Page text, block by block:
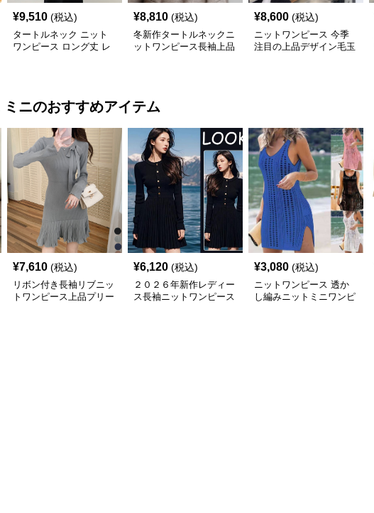
¥9,510 (税込)
タートルネック ニット
ワンピース ロング丈 レ
¥8,810 (税込)
冬新作タートルネックニ
ットワンピース長袖上品
¥8,600 (税込)
ニットワンピース 今季
注目の上品デザイン毛玉
ミニのおすすめアイテム
¥7,610 (税込)
リボン付き長袖リブニッ
トワンピース上品プリー
¥6,120 (税込)
２０２６年新作レディー
ス長袖ニットワンピース
¥3,080 (税込)
ニットワンピース 透か
し編みニットミニワンピ